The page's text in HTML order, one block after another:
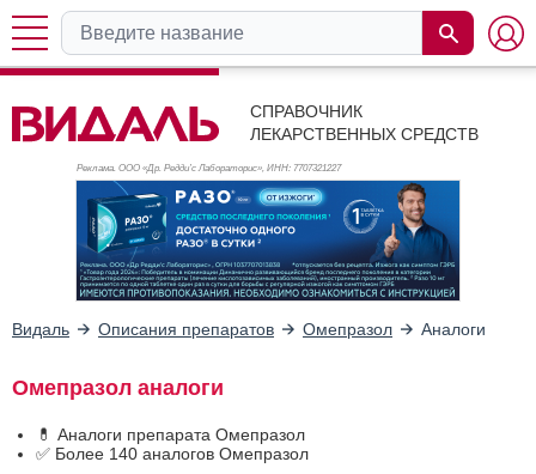
СПРАВОЧНИК
ЛЕКАРСТВЕННЫХ СРЕДСТВ
Реклама. ООО «Др. Редди’с Лабораторис», ИНН: 7707321227
Видаль Описания препаратов Омепразол Аналоги
Омепразол аналоги
💊 Аналоги препарата Омепразол
✅ Более 140 аналогов Омепразол